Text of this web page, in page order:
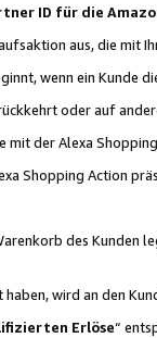
ID für die
aus, die mit
wenn ein Kunde
oder auf
der Alexa Shopping
Shopping Action
des Kunden
wird an den
Erlöse“